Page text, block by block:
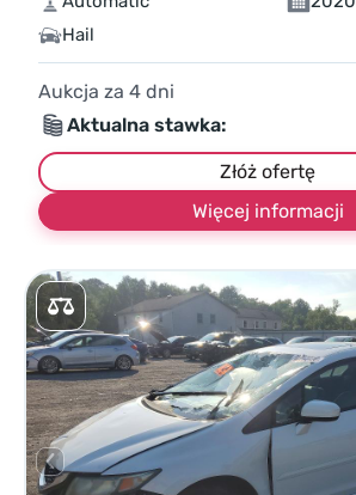
Hail
Aukcja za 4 dni
Aktualna stawka:
Złóż ofertę
Więcej informacji